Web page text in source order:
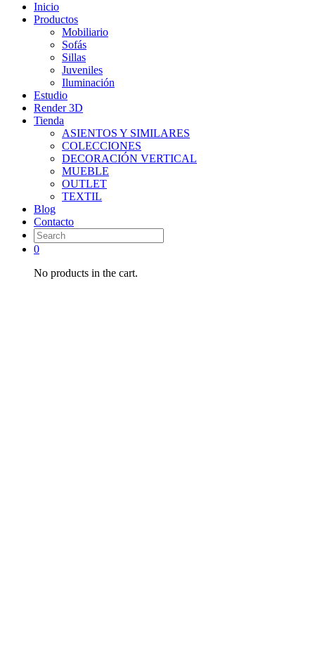
Inicio
Productos
Mobiliario
Sofás
Sillas
Juveniles
Iluminación
Estudio
Render 3D
Tienda
ASIENTOS Y SIMILARES
COLECCIONES
DECORACIÓN VERTICAL
MUEBLE
OUTLET
TEXTIL
Blog
Contacto
0
No products in the cart.